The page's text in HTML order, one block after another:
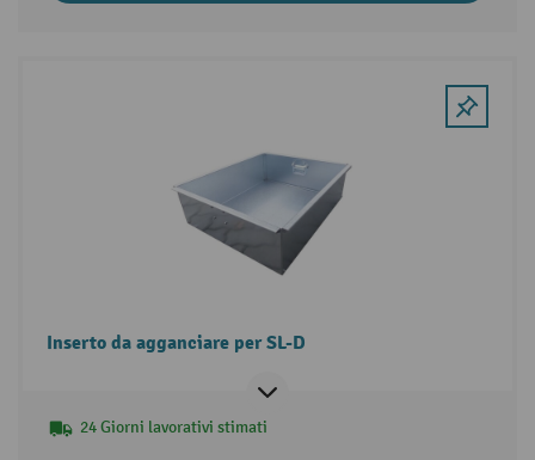
Inserto da agganciare per SL-D
24 Giorni lavorativi stimati